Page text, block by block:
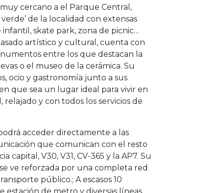
muy cercano a el Parque Central,
de la localidad con extensas
skate park, zona de picnic…
artístico y cultural, cuenta con
entre los que destacan la
o el museo de la cerámica. Su
ocio y gastronomía junto a sus
que sea un lugar ideal para vivir en
y con todos los servicios de
acceder directamente a las
que comunican con el resto
capital, V30, V31, CV-365 y la AP7. Su
ve reforzada por una completa red
público.; A escasos 10